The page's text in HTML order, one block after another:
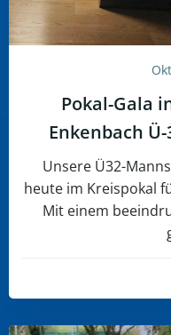
Pokal-Gala
Enkenbach Ü-
Unsere Ü32-
heute im Kreispokal
Mit einem